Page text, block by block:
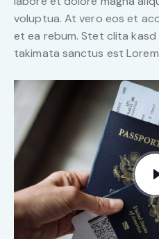
voluptua. At vero eos et
et ea rebum. Stet clita kasd
takimata sanctus est